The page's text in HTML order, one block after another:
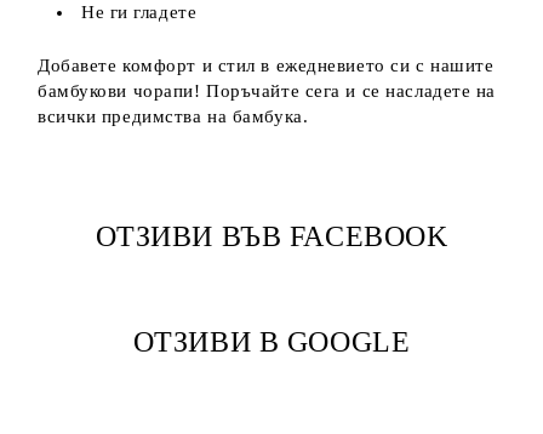
Не ги гладете
Добавете комфорт и стил в ежедневието си с нашите
бамбукови чорапи! Поръчайте сега и се насладете на
всички предимства на бамбука.
ОТЗИВИ ВЪВ FACEBOOK
ОТЗИВИ В GOOGLE